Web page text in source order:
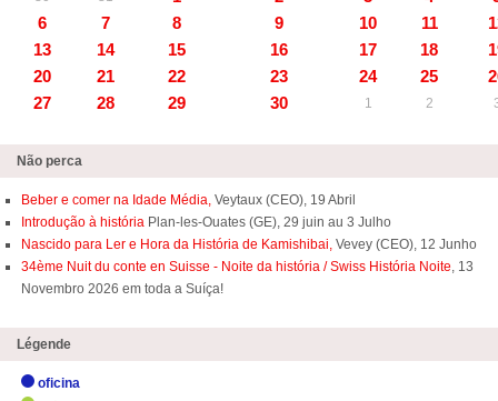
6
7 8 9 10 11
13
14 15 16 17 18
20
21 22 23 24 25
27
28 29 30 1 2
Não perca
Beber e comer na Idade Média, Veytaux (CEO), 19 Abril
Introdução à história Plan-les-Ouates (GE), 29 juin au 3 Julho
Nascido para Ler e Hora da História de Kamishibai, Vevey (CEO), 12 Junho
34ème Nuit du conte en Suisse - Noite da história / Swiss História Noite, 13
Novembro 2026 em toda a Suíça!
Légende
oficina